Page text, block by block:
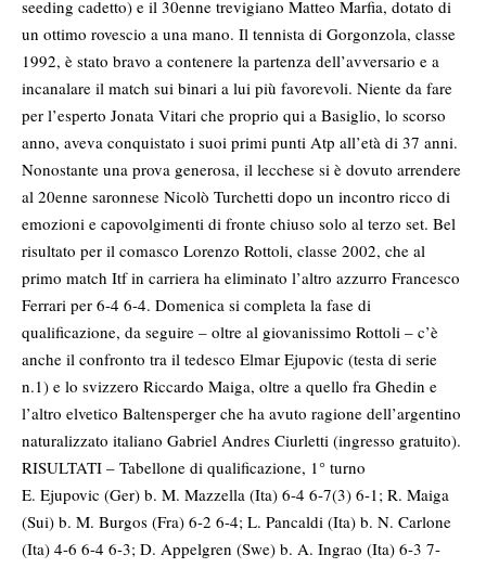
seeding cadetto) e il 30enne trevigiano Matteo Marfia, dotato di
un ottimo rovescio a una mano. Il tennista di Gorgonzola, classe
1992, è stato bravo a contenere la partenza dell’avversario e a
incanalare il match sui binari a lui più favorevoli. Niente da fare
per l’esperto Jonata Vitari che proprio qui a Basiglio, lo scorso
anno, aveva conquistato i suoi primi punti Atp all’età di 37 anni.
Nonostante una prova generosa, il lecchese si è dovuto arrendere
al 20enne saronnese Nicolò Turchetti dopo un incontro ricco di
emozioni e capovolgimenti di fronte chiuso solo al terzo set. Bel
risultato per il comasco Lorenzo Rottoli, classe 2002, che al
primo match Itf in carriera ha eliminato l’altro azzurro Francesco
Ferrari per 6-4 6-4. Domenica si completa la fase di
qualificazione, da seguire – oltre al giovanissimo Rottoli – c’è
anche il confronto tra il tedesco Elmar Ejupovic (testa di serie
n.1) e lo svizzero Riccardo Maiga, oltre a quello fra Ghedin e
l’altro elvetico Baltensperger che ha avuto ragione dell’argentino
naturalizzato italiano Gabriel Andres Ciurletti (ingresso gratuito).
RISULTATI – Tabellone di qualificazione, 1° turno
E. Ejupovic (Ger) b. M. Mazzella (Ita) 6-4 6-7(3) 6-1; R. Maiga
(Sui) b. M. Burgos (Fra) 6-2 6-4; L. Pancaldi (Ita) b. N. Carlone
(Ita) 4-6 6-4 6-3; D. Appelgren (Swe) b. A. Ingrao (Ita) 6-3 7-